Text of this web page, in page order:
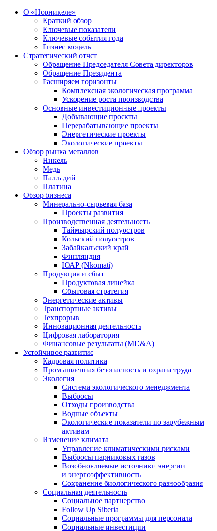
О «Норникеле»
Краткий обзор
Ключевые показатели
Ключевые события года
Бизнес-модель
Стратегический отчет
Обращение Председателя Совета директоров
Обращение Президента
Расширяем горизонты
Комплексная экологическая программа
Ускорение роста производства
Основные инвестиционные проекты
Добывающие проекты
Перерабатывающие проекты
Энергетические проекты
Экологические проекты
Обзор рынка металлов
Никель
Медь
Палладий
Платина
Обзор бизнеса
Минерально-сырьевая база
Проекты развития
Производственная деятельность
Таймырский полуостров
Кольский полуостров
Забайкальский край
Финляндия
ЮАР (Nkomati)
Продукция и сбыт
Продуктовая линейка
Сбытовая стратегия
Энергетические активы
Транспортные активы
Техпрорыв
Инновационная деятельность
Цифровая лаборатория
Финансовые результаты (MD&A)
Устойчивое развитие
Кадровая политика
Промышленная безопасность и охрана труда
Экология
Система экологического менеджмента
Выбросы
Отходы производства
Водные объекты
Экологические показатели по зарубежным
активам
Изменение климата
Управление климатическими рисками
Выбросы парниковых газов
Возобновляемые источники энергии
и энергоэффективность
Сохранение биологического разнообразия
Социальная деятельность
Социальное партнерство
Follow Up Siberia
Социальные программы для персонала
Социальные инвестиции